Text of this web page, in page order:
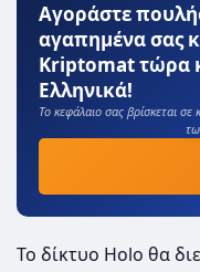
Αγοράστε
αγαπημένα σας
Kriptomat τώρα
Ελληνικά!
Το κεφάλαιο σας βρίσκεται
Το δίκτυο Holo θα